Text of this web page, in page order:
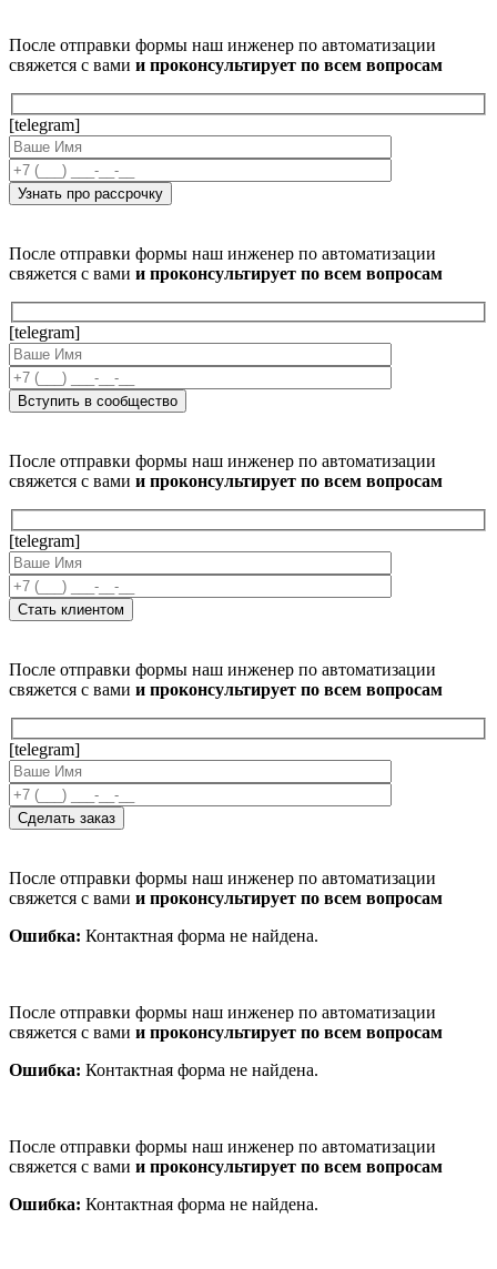
После отправки формы наш инженер по автоматизации
свяжется с вами и проконсультирует по всем вопросам
[telegram]
После отправки формы наш инженер по автоматизации
свяжется с вами и проконсультирует по всем вопросам
[telegram]
После отправки формы наш инженер по автоматизации
свяжется с вами и проконсультирует по всем вопросам
[telegram]
После отправки формы наш инженер по автоматизации
свяжется с вами и проконсультирует по всем вопросам
[telegram]
После отправки формы наш инженер по автоматизации
свяжется с вами и проконсультирует по всем вопросам
Ошибка: Контактная форма не найдена.
После отправки формы наш инженер по автоматизации
свяжется с вами и проконсультирует по всем вопросам
Ошибка: Контактная форма не найдена.
После отправки формы наш инженер по автоматизации
свяжется с вами и проконсультирует по всем вопросам
Ошибка: Контактная форма не найдена.